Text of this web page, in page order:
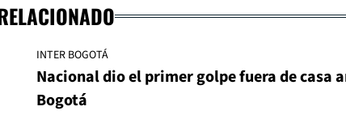
INTER BOGOTÁ
Nacional dio el primer golpe fuera de casa
Bogotá